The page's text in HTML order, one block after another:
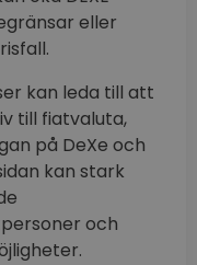
eller
kan leda till att
till fiatvaluta,
på DeXe och
kan stark
och